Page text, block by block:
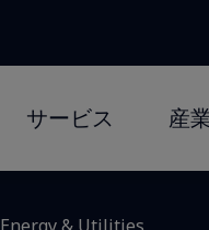
サービス​ 産